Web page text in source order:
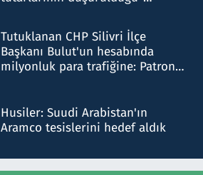
Tutuklanan CHP Silivri İlçe
Başkanı Bulut'un hesabında
milyonluk para trafiğine: Patron
Husiler: Suudi Arabistan'ın
Aramco tesislerini hedef aldık